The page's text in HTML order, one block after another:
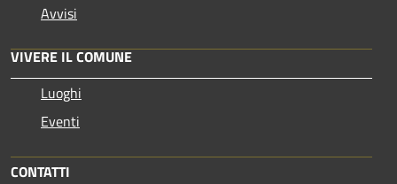
Avvisi
VIVERE IL COMUNE
Luoghi
Eventi
CONTATTI